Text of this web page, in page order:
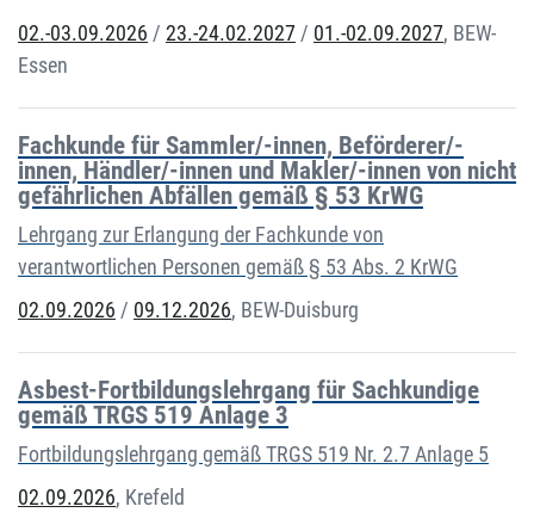
02.-03.09.2026 / 23.-24.02.2027 / 01.-02.09.2027, BEW-
Essen
Fachkunde für Sammler/-innen, Beförderer/-
innen, Händler/-innen und Makler/-innen von nicht
gefährlichen Abfällen gemäß § 53 KrWG
Lehrgang zur Erlangung der Fachkunde von
verantwortlichen Personen gemäß § 53 Abs. 2 KrWG
02.09.2026 / 09.12.2026, BEW-Duisburg
Asbest-Fortbildungslehrgang für Sachkundige
gemäß TRGS 519 Anlage 3
Fortbildungslehrgang gemäß TRGS 519 Nr. 2.7 Anlage 5
02.09.2026, Krefeld